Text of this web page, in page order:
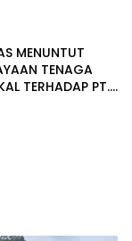
MENUNTUT
TENAGA
TERHADAP PT.